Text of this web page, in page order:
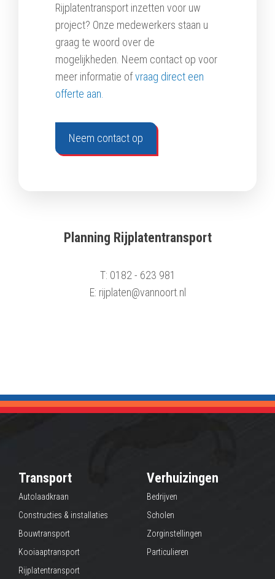
Planning Rijplatentransport
T: 0182 - 623 981
E: rijplaten@vannoort.nl
Rijplatentransport inzetten voor uw
project? Onze medewerkers staan u
graag te woord over de
mogelijkheden. Neem contact op voor
meer informatie ofvraag direct een
offerte aan.
Neem contact op
Transport
Autolaadkraan
Constructies & installaties
Bouwtransport
Kooiaaptransport
Rijplatentransport
Verhuizingen
Bedrijven
Scholen
Zorginstellingen
Particulieren